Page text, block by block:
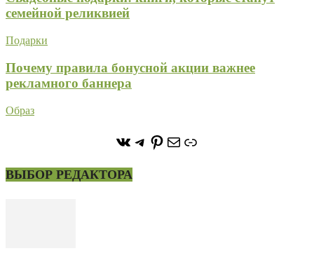
семейной реликвией
Подарки
Почему правила бонусной акции важнее
рекламного баннера
Образ
https://vk.com/
https://t.me/stoneforest
https://
ПочтаСсылка
ВЫБОР РЕДАКТОРА